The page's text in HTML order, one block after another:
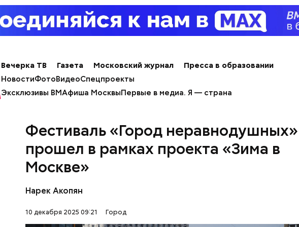
Вечерка ТВ Газета Московский журнал
Пресса в образовании
НовостиФотоВидеоСпецпроекты
Эксклюзивы ВМАфиша МосквыПервые в медиа. Я — страна
Фестиваль «Город неравнодушных»
прошел в рамках проекта «Зима в
Москве»
Нарек Акопян
10 декабря 2025 09:21 Город
будет другим через 30–50 лет.